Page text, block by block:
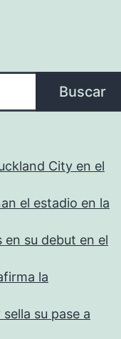
Buscar
City en el
el estadio en la
su debut en el
la
su pase a